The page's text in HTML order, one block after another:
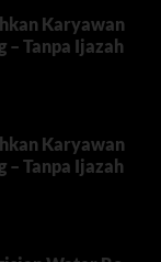
Karyawan
– Tanpa Ijazah
Karyawan
– Tanpa Ijazah